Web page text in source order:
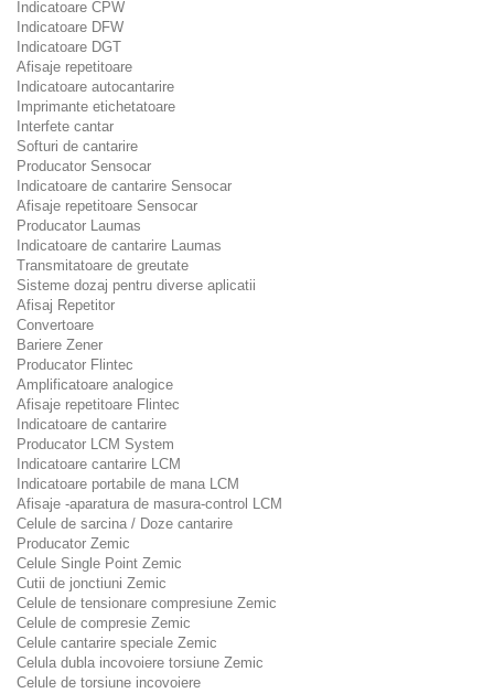
Indicatoare CPW
Indicatoare DFW
Indicatoare DGT
Afisaje repetitoare
Indicatoare autocantarire
Imprimante etichetatoare
Interfete cantar
Softuri de cantarire
Producator Sensocar
Indicatoare de cantarire Sensocar
Afisaje repetitoare Sensocar
Producator Laumas
Indicatoare de cantarire Laumas
Transmitatoare de greutate
Sisteme dozaj pentru diverse aplicatii
Afisaj Repetitor
Convertoare
Bariere Zener
Producator Flintec
Amplificatoare analogice
Afisaje repetitoare Flintec
Indicatoare de cantarire
Producator LCM System
Indicatoare cantarire LCM
Indicatoare portabile de mana LCM
Afisaje -aparatura de masura-control LCM
Celule de sarcina / Doze cantarire
Producator Zemic
Celule Single Point Zemic
Cutii de jonctiuni Zemic
Celule de tensionare compresiune Zemic
Celule de compresie Zemic
Celule cantarire speciale Zemic
Celula dubla incovoiere torsiune Zemic
Celule de torsiune incovoiere